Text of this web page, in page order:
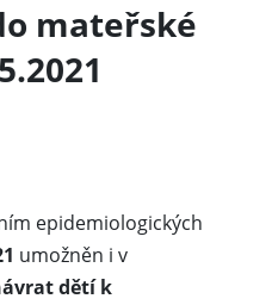
mateřské
epidemiologických
umožněn i v
dětí k